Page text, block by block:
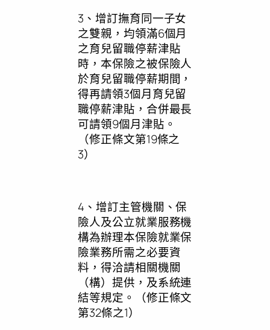
3、增訂撫育同一子女
之雙親，均領滿6個月
之育兒留職停薪津貼
時，本保險之被保險人
於育兒留職停薪期間，
得再請領3個月育兒留
職停薪津貼，合併最長
可請領9個月津貼。
（修正條文第19條之
3）
4、增訂主管機關、保
險人及公立就業服務機
構為辦理本保險就業保
險業務所需之必要資
料，得洽請相關機關
（構）提供，及系統連
結等規定。（修正條文
第32條之1）